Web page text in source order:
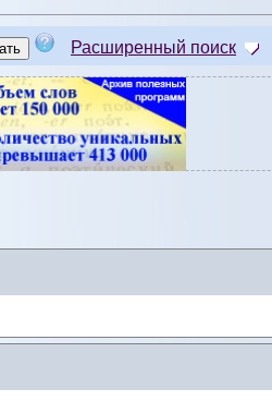
Расширенный поиск